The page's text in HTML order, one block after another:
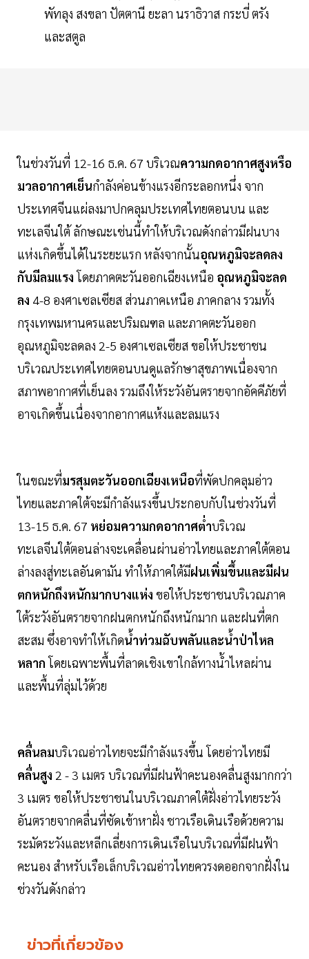
พัทลุง สงขลา ปัตตานี ยะลา นราธิวาส กระบี่ ตรัง
และสตูล
ในช่วงวันที่ 12-16 ธ.ค. 67 บริเวณความกดอากาศสูงหรือ
มวลอากาศเย็นกำลังค่อนข้างแรงอีกระลอกหนึ่ง จาก
ประเทศจีนแผ่ลงมาปกคลุมประเทศไทยตอนบน และ
ทะเลจีนใต้ ลักษณะเช่นนี้ทำให้บริเวณดังกล่าวมีฝนบาง
แห่งเกิดขึ้นได้ในระยะแรก หลังจากนั้นอุณหภูมิจะลดลง
กับมีลมแรงโดยภาคตะวันออกเฉียงเหนือ อุณหภูมิจะลด
ลง 4-8 องศาเซลเซียส ส่วนภาคเหนือ ภาคกลาง รวมทั้ง
กรุงเทพมหานครและปริมณฑล และภาคตะวันออก
อุณหภูมิจะลดลง 2-5 องศาเซลเซียส ขอให้ประชาชน
บริเวณประเทศไทยตอนบนดูแลรักษาสุขภาพเนื่องจาก
สภาพอากาศที่เย็นลง รวมถึงให้ระวังอันตรายจากอัคคีภัยที่
อาจเกิดขึ้นเนื่องจากอากาศแห้งและลมแรง
ในขณะที่มรสุมตะวันออกเฉียงเหนือที่พัดปกคลุมอ่าว
ไทยและภาคใต้จะมีกำลังแรงขึ้นประกอบกับในช่วงวันที่
13-15 ธ.ค. 67 หย่อมความกดอากาศต่ำบริเวณ
ทะเลจีนใต้ตอนล่างจะเคลื่อนผ่านอ่าวไทยและภาคใต้ตอน
ล่างลงสู่ทะเลอันดามัน ทำให้ภาคใต้มีฝนเพิ่มขึ้นและมีฝน
ตกหนักถึงหนักมากบางแห่ง ขอให้ประชาชนบริเวณภาค
ใต้ระวังอันตรายจากฝนตกหนักถึงหนักมาก และฝนที่ตก
สะสม ซึ่งอาจทำให้เกิดน้ำท่วมฉับพลันและน้ำป่าไหล
หลากโดยเฉพาะพื้นที่ลาดเชิงเขาใกล้ทางน้ำไหลผ่าน
และพื้นที่ลุ่มไว้ด้วย
คลื่นลมบริเวณอ่าวไทยจะมีกำลังแรงขึ้น โดยอ่าวไทยมี
คลื่นสูง 2 - 3 เมตร บริเวณที่มีฝนฟ้าคะนองคลื่นสูงมากกว่า
3 เมตร ขอให้ประชาชนในบริเวณภาคใต้ฝั่งอ่าวไทยระวัง
อันตรายจากคลื่นที่ซัดเข้าหาฝั่ง ชาวเรือเดินเรือด้วยความ
ระมัดระวังและหลีกเลี่ยงการเดินเรือในบริเวณที่มีฝนฟ้า
คะนอง สำหรับเรือเล็กบริเวณอ่าวไทยควรงดออกจากฝั่งใน
ช่วงวันดังกล่าว
ข่าวที่เกี่ยวข้อง